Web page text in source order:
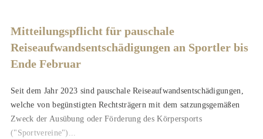
Mitteilungspflicht für pauschale
Reiseaufwands­entschädigungen an Sportler bis
Ende Februar
Seit dem Jahr 2023 sind pauschale Reiseaufwandsentschädigungen,
welche von begünstigten Rechtsträgern mit dem satzungsgemäßen
Zweck der Ausübung oder Förderung des Körpersports
("Sportvereine")...